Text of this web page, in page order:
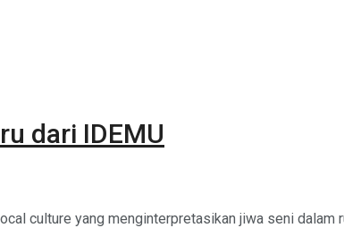
dari IDEMU
culture yang menginterpretasikan jiwa seni dalam